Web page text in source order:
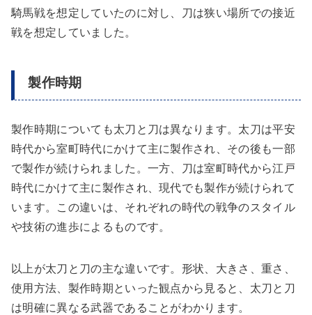
騎馬戦を想定していたのに対し、刀は狭い場所での接近
戦を想定していました。
製作時期
製作時期についても太刀と刀は異なります。太刀は平安
時代から室町時代にかけて主に製作され、その後も一部
で製作が続けられました。一方、刀は室町時代から江戸
時代にかけて主に製作され、現代でも製作が続けられて
います。この違いは、それぞれの時代の戦争のスタイル
や技術の進歩によるものです。
以上が太刀と刀の主な違いです。形状、大きさ、重さ、
使用方法、製作時期といった観点から見ると、太刀と刀
は明確に異なる武器であることがわかります。